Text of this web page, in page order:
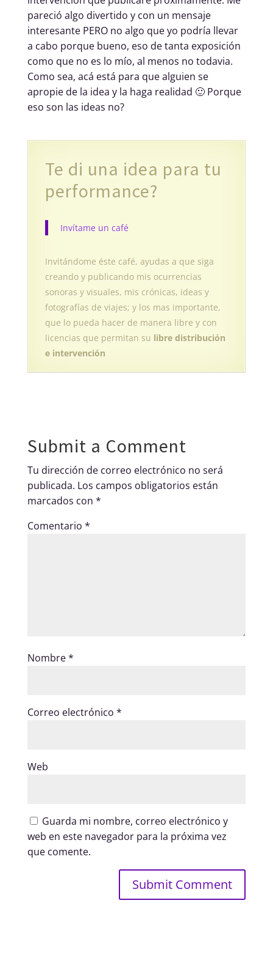
pareció algo divertido y con un mensaje
interesante PERO no algo que yo podría llevar
a cabo porque bueno, eso de tanta exposición
como que no es lo mío, al menos no todavia.
Como sea, acá está para que alguien se
apropie de la idea y la haga realidad 🙂 Porque
eso son las ideas no?
Te di una idea para tu
performance?
Invítame un café
Invitándome éste café, ayudas a que siga
creando y publicando mis ocurrencias
sonoras y visuales, mis crónicas, ideas y
fotografías de viajes; y los mas importante,
que lo pueda hacer de manera libre y con
licencias que permitan su libre distribución
e intervención
Submit a Comment
Tu dirección de correo electrónico no será
publicada. Los campos obligatorios están
marcados con *
Comentario *
Nombre*
Correo electrónico *
Web
Guarda mi nombre, correo electrónico y
web en este navegador para la próxima vez
que comente.